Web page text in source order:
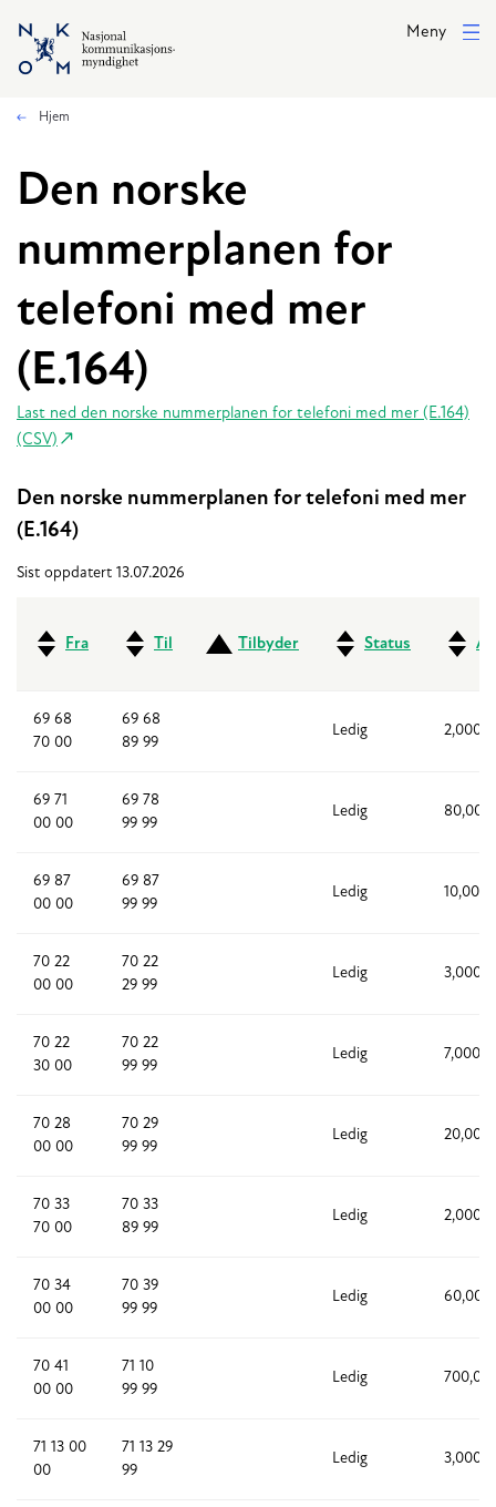
Hopp til hovedinnhold
Meny
Hjem
Den norske
nummerplanen for
telefoni med mer
(E.164)
Last ned den norske nummerplanen for telefoni med mer (E.164)
(CSV)
Den norske nummerplanen for telefoni med mer
(E.164)
Sist oppdatert 13.07.2026
Fra Til Tilbyder Status
69 68
70 00
69 68
89 99
Ledig 2,000
69 71
00 00
69 78
99 99
Ledig 80,000
69 87
00 00
69 87
99 99
Ledig 10,000
70 22
00 00
70 22
29 99
Ledig 3,000
70 22
30 00
70 22
99 99
Ledig 7,000
70 28
00 00
70 29
99 99
Ledig 20,000
70 33
70 00
70 33
89 99
Ledig 2,000
70 34
00 00
70 39
99 99
Ledig 60,000
70 41
00 00
71 10
99 99
Ledig
71 13 00
00
71 13 29
99
Ledig 3,000